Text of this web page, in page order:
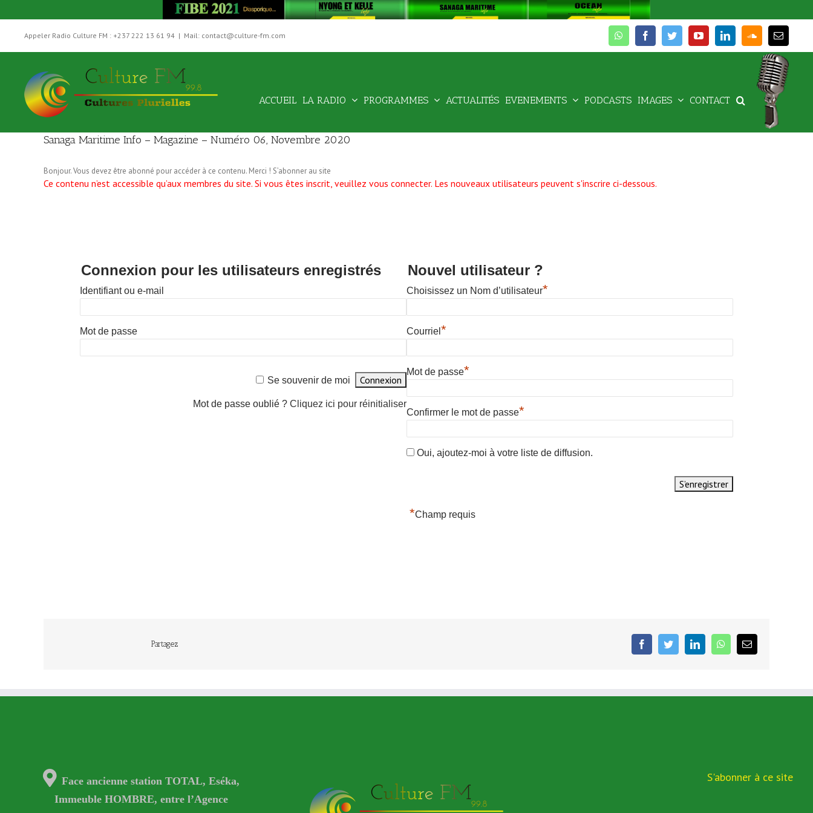
Appeler Radio Culture FM : +237 222 13 61 94 | Mail: contact@culture-fm.com whatsappfacebooktwitter youtubelinkedinsoundcloud
Email
ACCUEIL LA RADIO PROGRAMMES ACTUALITÉS EVENEMENTS PODCASTS IMAGES CONTACT
Sanaga Maritime Info – Magazine – Numéro 06, Novembre 2020
Bonjour. Vous devez être abonné pour accéder à ce contenu. Merci ! S’abonner au site
Ce contenu n’est accessible qu’aux membres du site. Si vous êtes inscrit, veuillez vous connecter. Les nouveaux utilisateurs peuvent s'inscrire ci-dessous.
Connexion pour les utilisateurs enregistrés
Identifiant ou e-mail
Mot de passe
Se souvenir de moi
Mot de passe oublié ? Cliquez ici pour réinitialiser
Nouvel utilisateur ?
Choisissez un Nom d’utilisateur*
Courriel *
Mot de passe*
Confirmer le mot de passe*
Oui, ajoutez-moi à votre liste de diffusion.
*Champ requis
Partagez facebooktwitter linkedin whatsappEmail
Face ancienne station TOTAL, Eséka,
Immeuble HOMBRE, entre l’Agence
S'abonner à ce site